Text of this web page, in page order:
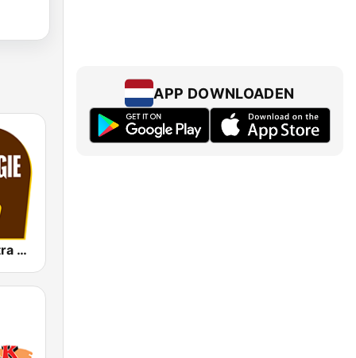
Nostalgie extra 60-70
APP DOWNLOADEN